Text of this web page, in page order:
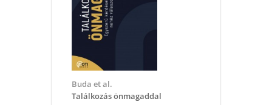
Buda et al.
Találkozás önmagaddal